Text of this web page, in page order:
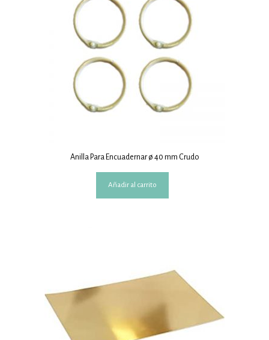
Anilla Para Encuadernar ø 40 mm Crudo
Añadir al carrito